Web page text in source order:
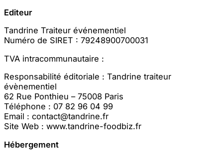
Editeur
Tandrine Traiteur événementiel
Numéro de SIRET : 79248900700031
TVA intracommunautaire :
Responsabilité éditoriale : Tandrine traiteur
évènementiel
62 Rue Ponthieu – 75008 Paris
Téléphone : 07 82 96 04 99
Email : contact@tandrine.fr
Site Web : www.tandrine-foodbiz.fr
Hébergement